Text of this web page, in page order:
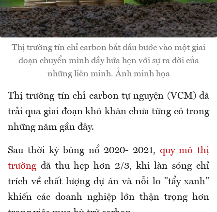
Thị trường tín chỉ carbon bắt đầu bước vào một giai
đoạn chuyển mình đầy hứa hẹn với sự ra đời của
những liên minh. Ảnh minh họa
Thị trường tín chỉ carbon tự nguyện (VCM) đã
trải qua giai đoạn khó khăn chưa từng có trong
những năm gần đây.
Sau thời kỳ bùng nổ 2020- 2021, quy mô thị
trườngđã thu hẹp hơn 2/3, khi làn sóng chỉ
trích về chất lượng dự án và nỗi lo "tẩy xanh"
khiến các doanh nghiệp lớn thận trọng hơn